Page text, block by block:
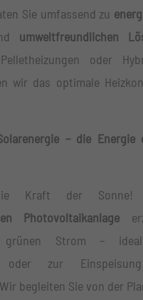
Sie umfassend zu
umweltfreundlichen
oder
wir das optimale
– die Energie
Kraft der Sonne!
Photovoltaikanlage
grünen Strom –
oder zur
begleiten Sie von der